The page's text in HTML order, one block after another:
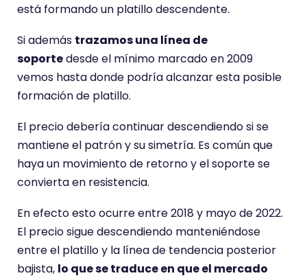
está formando un platillo descendente.
Si además trazamos una línea de
soportedesde el mínimo marcado en 2009
vemos hasta donde podría alcanzar esta posible
formación de platillo.
El precio debería continuar descendiendo si se
mantiene el patrón y su simetría. Es común que
haya un movimiento de retorno y el soporte se
convierta en resistencia.
En efecto esto ocurre entre 2018 y mayo de 2022.
El precio sigue descendiendo manteniéndose
entre el platillo y la línea de tendencia posterior
bajista, lo que se traduce en que el mercado